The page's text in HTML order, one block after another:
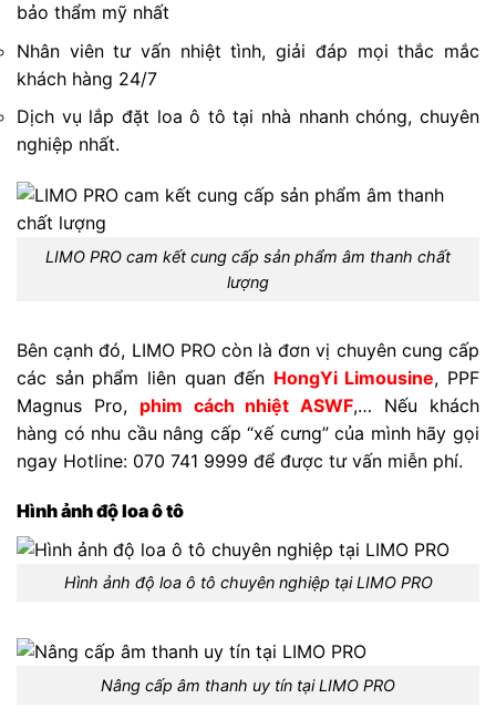
bảo thẩm mỹ nhất
Nhân viên tư vấn nhiệt tình, giải đáp mọi thắc mắc
khách hàng 24/7
Dịch vụ lắp đặt loa ô tô tại nhà nhanh chóng, chuyên
nghiệp nhất.
LIMO PRO cam kết cung cấp sản phẩm âm thanh chất
lượng
Bên cạnh đó, LIMO PRO còn là đơn vị chuyên cung cấp
các sản phẩm liên quan đến HongYi Limousine, PPF
Magnus Pro, phim cách nhiệt ASWF,… Nếu khách
hàng có nhu cầu nâng cấp “xế cưng” của mình hãy gọi
ngay Hotline: 070 741 9999 để được tư vấn miễn phí.
Hình ảnh độ loa ô tô
Hình ảnh độ loa ô tô chuyên nghiệp tại LIMO PRO
Nâng cấp âm thanh uy tín tại LIMO PRO